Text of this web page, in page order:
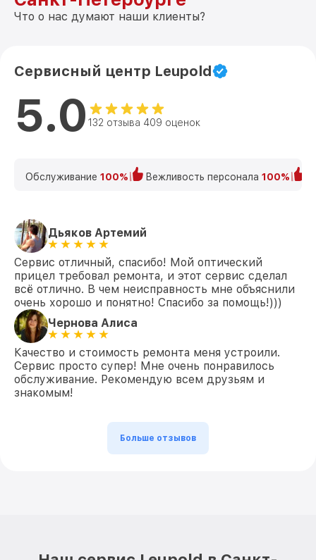
Восстановление после попадания влаги
VX-6 3-18x50 Side Focus CDS Leupold
(восстановление) VX-6 3-18x50 Side
Focus CDS Leupold
Прошивка (Обновление ПО) VX-6 3-
18x50 Side Focus CDS Leupold
Что о нас думают наши клиенты?
Сервисный центр Leupold
5.0 132 отзыва 409 оценок
Обслуживание 100% Вежливость персонала 100%
Дьяков Артемий
Сервис отличный, спасибо! Мой оптический
прицел требовал ремонта, и этот сервис сделал
всё отлично. В чем неисправность мне объяснили
очень хорошо и понятно! Спасибо за помощь!)))
Чернова Алиса
Качество и стоимость ремонта меня устроили.
Сервис просто супер! Мне очень понравилось
обслуживание. Рекомендую всем друзьям и
знакомым!
Больше отзывов